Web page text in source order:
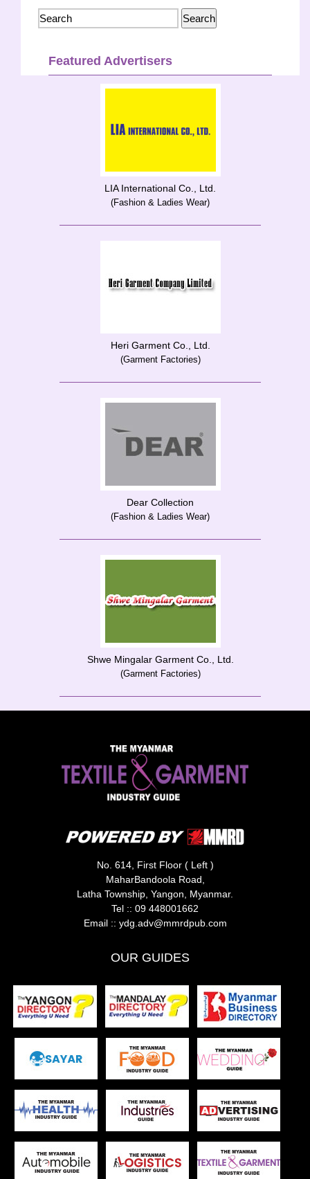
Featured Advertisers
LIA International Co., Ltd.
(Fashion & Ladies Wear)
Heri Garment Co., Ltd.
(Garment Factories)
Dear Collection
(Fashion & Ladies Wear)
Shwe Mingalar Garment Co., Ltd.
(Garment Factories)
No. 614, First Floor ( Left )
MaharBandoola Road,
Latha Township, Yangon, Myanmar.
Tel :: 09 448001662
Email :: ydg.adv@mmrdpub.com
OUR GUIDES